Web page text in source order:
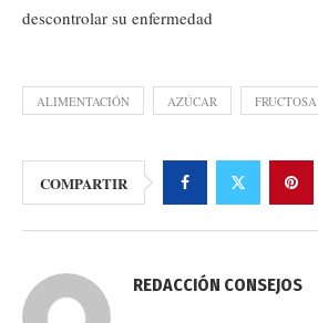
descontrolar su enfermedad
ALIMENTACIÓN AZÚCAR FRUCTOSA
COMPARTIR
REDACCIÓN CONSEJOS